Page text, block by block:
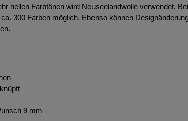
hellen Farbtönen wird Neuseelandwolle verwendet.
300 Farben möglich. Ebenso können
9 mm